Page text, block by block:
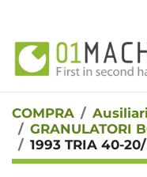
COMPRA
GRANULATORI
1993 TRIA 40-